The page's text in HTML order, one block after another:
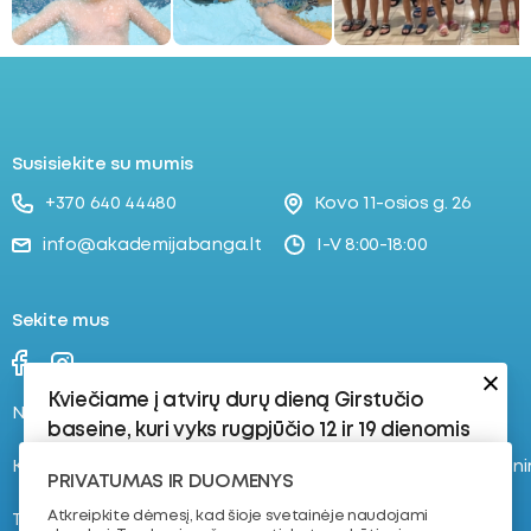
Susisiekite su mumis
+370 640 44480
info@akademijabanga.lt
Kovo 11-osios g. 26
I-V 8:00-18:00
Sekite mus
Naujienos Stovyklos
Kontaktai Registruokis į plaukimo
Tvarkaraštis Apie mus
PRIVATUMAS IR DUOMENYS
Atkreipkite dėmesį, kad šioje svetainėje naudojami
Kviečiame į atvirų durų dieną Girstučio
baseine, kuri vyks rugpjūčio 12 ir 19 dienomis
Rugpjūčio 12 d.:
17:30–18:15 | 8–16 metų vaikams | 4–8 lygis